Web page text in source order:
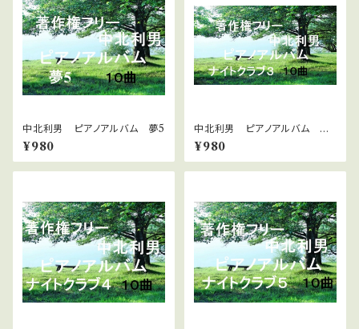
中北利男 ピアノアルバム 夢5
¥980
中北利男 ピアノアルバム ナ
イトクラブ３
¥980